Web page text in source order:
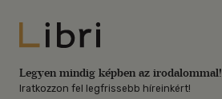
Libri
Legyen mindig képben az irodalommal!
Iratkozzon fel legfrissebb híreinkért!